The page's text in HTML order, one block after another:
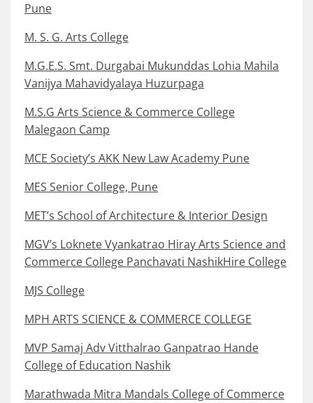
Pune
M. S. G. Arts College
M.G.E.S. Smt. Durgabai Mukunddas Lohia Mahila
Vanijya Mahavidyalaya Huzurpaga
M.S.G Arts Science & Commerce College
Malegaon Camp
MCE Society’s AKK New Law Academy Pune
MES Senior College, Pune
MET’s School of Architecture & Interior Design
MGV’s Loknete Vyankatrao Hiray Arts Science and
Commerce College Panchavati NashikHire College
MJS College
MPH ARTS SCIENCE & COMMERCE COLLEGE
MVP Samaj Adv Vitthalrao Ganpatrao Hande
College of Education Nashik
Marathwada Mitra Mandals College of Commerce